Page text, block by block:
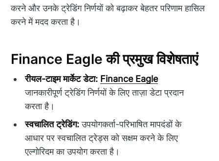
करने और उनके ट्रेडिंग निर्णयों को बढ़ाकर बेहतर परिणाम हासिल
करने में मदद करता है।
Finance Eagle की प्रमुख विशेषताएं
रीयल-टाइम मार्केट डेटा: Finance Eagle
जानकारीपूर्ण ट्रेडिंग निर्णयों के लिए ताज़ा डेटा प्रदान
करता है।
स्वचालित ट्रेडिंग:उपयोगकर्ता-परिभाषित मापदंडों के
आधार पर स्वचालित ट्रेड्स को सक्षम करने के लिए
एल्गोरिदम का उपयोग करता है।